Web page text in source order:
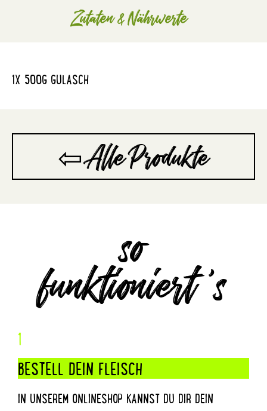
Zutaten & Nährwerte
1X 500G GULASCH
⇦ Alle Produkte
so
funktioniert ’s
1
BESTELL DEIN FLEISCH
IN UNSEREM ONLINESHOP KANNST DU DIR DEIN